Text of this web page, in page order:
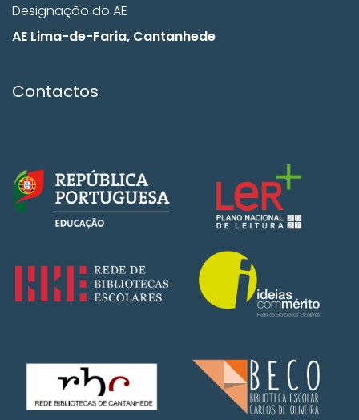
Designação do AE
AE Lima-de-Faria, Cantanhede
Contactos